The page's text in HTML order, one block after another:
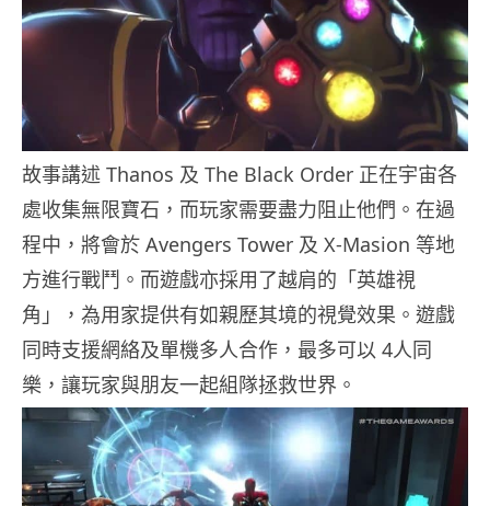
故事講述 Thanos 及 The Black Order 正在宇宙各
處收集無限寶石，而玩家需要盡力阻止他們。在過
程中，將會於 Avengers Tower 及 X-Masion 等地
方進行戰鬥。而遊戲亦採用了越肩的「英雄視
角」，為用家提供有如親歷其境的視覺效果。遊戲
同時支援網絡及單機多人合作，最多可以 4人同
樂，讓玩家與朋友一起組隊拯救世界。